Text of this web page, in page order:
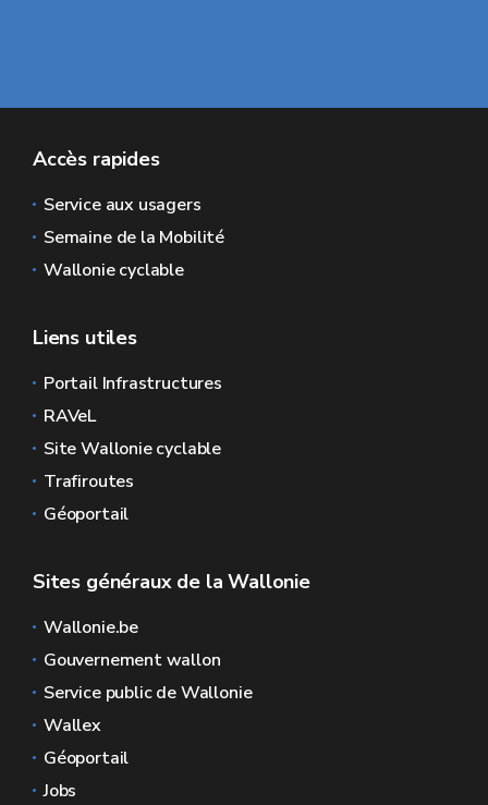
Accès rapides
Service aux usagers
Semaine de la Mobilité
Wallonie cyclable
Liens utiles
Portail Infrastructures
RAVeL
Site Wallonie cyclable
Trafiroutes
Géoportail
Sites généraux de la Wallonie
Wallonie.be
Gouvernement wallon
Service public de Wallonie
Wallex
Géoportail
Jobs